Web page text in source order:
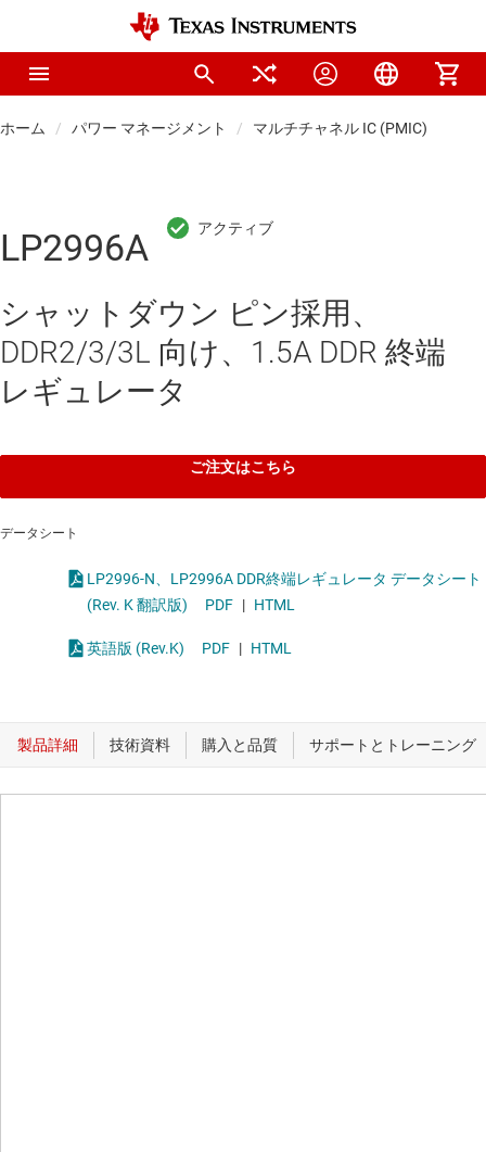
ホーム パワー マネージメント マルチチャネル IC (PMIC)
LP2996A
シャットダウン ピン採用、
DDR2/3/3L 向け、1.5A DDR 終端
レギュレータ
ご注文はこちら
データシート
LP2996-N、LP2996A DDR終端レギュレータ データシート
(Rev. K 翻訳版)
PDF | HTML
英語版 (Rev.K) PDF | HTML